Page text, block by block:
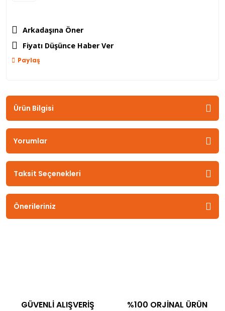
Arkadaşına Öner
Fiyatı Düşünce Haber Ver
Paylaş
Ürün Bilgisi
Yorumlar
Taksit Seçenekleri
Önerileriniz
GÜVENLİ ALIŞVERİŞ %100 ORJİNAL ÜRÜN